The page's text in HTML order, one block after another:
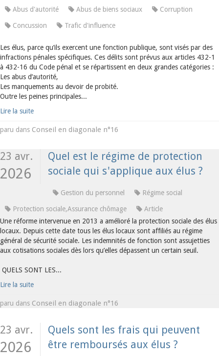
Abus d'autorité Abus de biens sociaux Corruption
Concussion Trafic d'influence
Les élus, parce qu’ils exercent une fonction publique, sont visés par des
infractions pénales spécifiques. Ces délits sont prévus aux articles 432-1
à 432-16 du Code pénal et se répartissent en deux grandes catégories :
Les abus d’autorité,
Les manquements au devoir de probité.
Outre les peines principales...
Lire la suite
paru dans Conseil en diagonale n°16
23 avr.
2026
Quel est le régime de protection
sociale qui s'applique aux élus ?
Gestion du personnel Régime social
Protection sociale,Assurance chômage
Article
Une réforme intervenue en 2013 a amélioré la protection sociale des élus
locaux. Depuis cette date tous les élus locaux sont affiliés au régime
général de sécurité sociale. Les indemnités de fonction sont assujetties
aux cotisations sociales dès lors qu’elles dépassent un certain seuil.
QUELS SONT LES...
Lire la suite
paru dans Conseil en diagonale n°16
23 avr.
2026
Quels sont les frais qui peuvent
être remboursés aux élus ?